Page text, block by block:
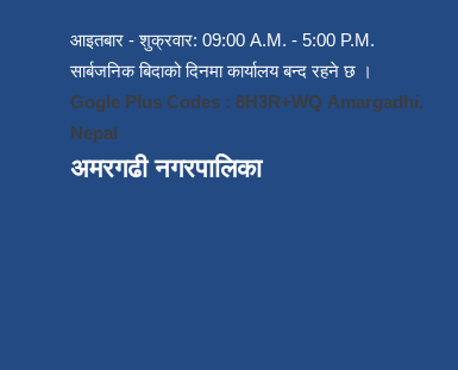
आइतबार - शुक्रवार: 09:00 A.M. - 5:00 P.M.
सार्बजनिक बिदाको दिनमा कार्यालय बन्द रहने छ ।
Gogle Plus Codes : 8H3R+WQ Amargadhi,
Nepal
अमरगढी नगरपालिका